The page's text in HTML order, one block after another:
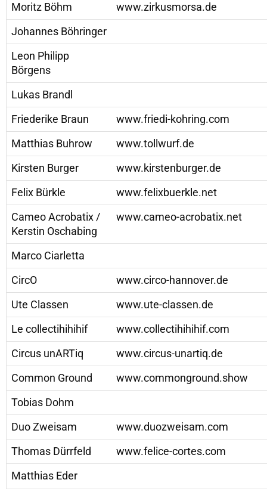
Moritz Böhm
www.zirkusmorsa.de
Johannes Böhringer
Leon Philipp
Börgens
Lukas Brandl
Friederike Braun
www.friedi-kohring.com
Matthias Buhrow
www.tollwurf.de
Kirsten Burger
www.kirstenburger.de
Felix Bürkle
www.felixbuerkle.net
Cameo Acrobatix /
Kerstin Oschabing
www.cameo-acrobatix.net
Marco Ciarletta
CircO
www.circo-hannover.de
Ute Classen
www.ute-classen.de
Le collectihihihif
www.collectihihihif.com
Circus unARTiq
www.circus-unartiq.de
Common Ground
www.commonground.show
Tobias Dohm
Duo Zweisam
www.duozweisam.com
Thomas Dürrfeld
www.felice-cortes.com
Matthias Eder